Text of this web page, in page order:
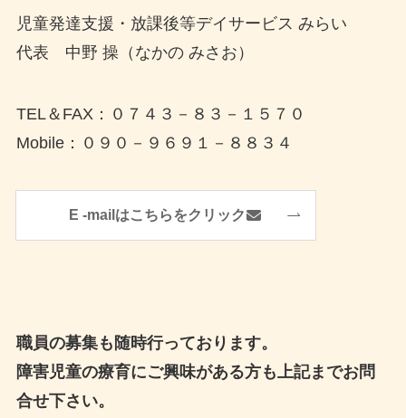
児童発達支援・放課後等デイサービス みらい
代表 中野 操（なかの みさお）
TEL＆FAX：０７４３－８３－１５７０
Mobile：０９０－９６９１－８８３４
E -mailはこちらをクリック
職員の募集も随時行っております。
障害児童の療育にご興味がある方も上記までお問
合せ下さい。